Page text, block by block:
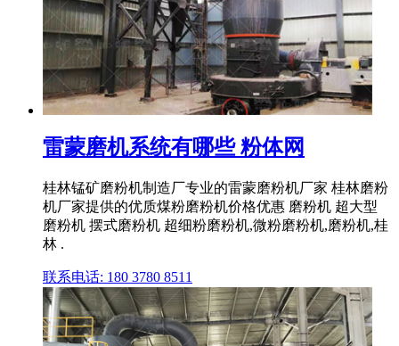
雷蒙磨机系统有哪些 粉体网
桂林锰矿磨粉机制造厂专业的雷蒙磨粉机厂家 桂林磨粉
机厂家提供的优质煤粉磨粉机价格优惠 磨粉机 超大型
磨粉机 摆式磨粉机 超细粉磨粉机,微粉磨粉机,磨粉机,桂
林 .
联系电话: 180 3780 8511